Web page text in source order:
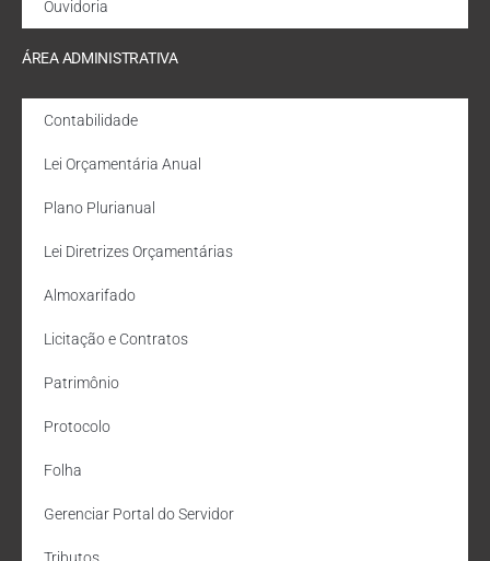
Ouvidoria
ÁREA ADMINISTRATIVA
Contabilidade
Lei Orçamentária Anual
Plano Plurianual
Lei Diretrizes Orçamentárias
Almoxarifado
Licitação e Contratos
Patrimônio
Protocolo
Folha
Gerenciar Portal do Servidor
Tributos